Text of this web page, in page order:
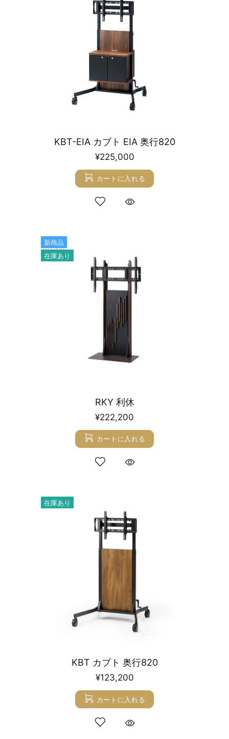
KBT-EIA カブト EIA 奥行820
¥225,000
カートに入れる
新商品
在庫あり
RKY 利休
¥222,200
カートに入れる
在庫あり
KBT カブト 奥行820
¥123,200
カートに入れる